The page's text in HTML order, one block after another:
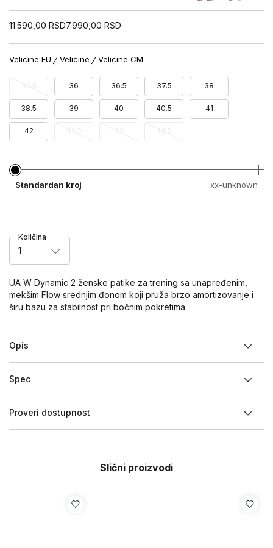
11.590,00 RSD7.990,00 RSD
Velicine EU Velicine Velicine CM
36 36.5 37.5 38
38.5 39 40 40.5 41
42
Standardan kroj xx-unknown
Količina
1
UA W Dynamic 2 ženske patike za trening sa unapređenim,
mekšim Flow srednjim đonom koji pruža brzo amortizovanje i
širu bazu za stabilnost pri bočnim pokretima
Opis
Spec
Proveri dostupnost
Slični proizvodi